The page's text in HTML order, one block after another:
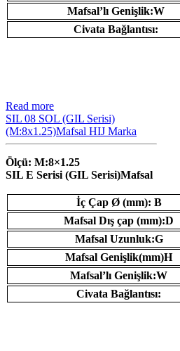
Mafsal’lı Genişlik:W
Civata Bağlantısı:
Read more
SIL 08 SOL (GIL Serisi)
(M:8x1.25)Mafsal HIJ Marka
Ölçü: M:8×1.25
SIL E Serisi (GIL Serisi)Mafsal
İç Çap Ø (mm): B
Mafsal Dış çap (mm):D
Mafsal Uzunluk:G
Mafsal Genişlik(mm)H
Mafsal’lı Genişlik:W
Civata Bağlantısı: